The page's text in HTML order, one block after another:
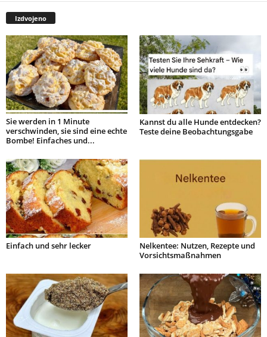
Izdvojeno
Sie werden in 1 Minute
verschwinden, sie sind eine echte
Bombe! Einfaches und...
Kannst du alle Hunde entdecken?
Teste deine Beobachtungsgabe
Einfach und sehr lecker
Nelkentee: Nutzen, Rezepte und
Vorsichtsmaßnahmen